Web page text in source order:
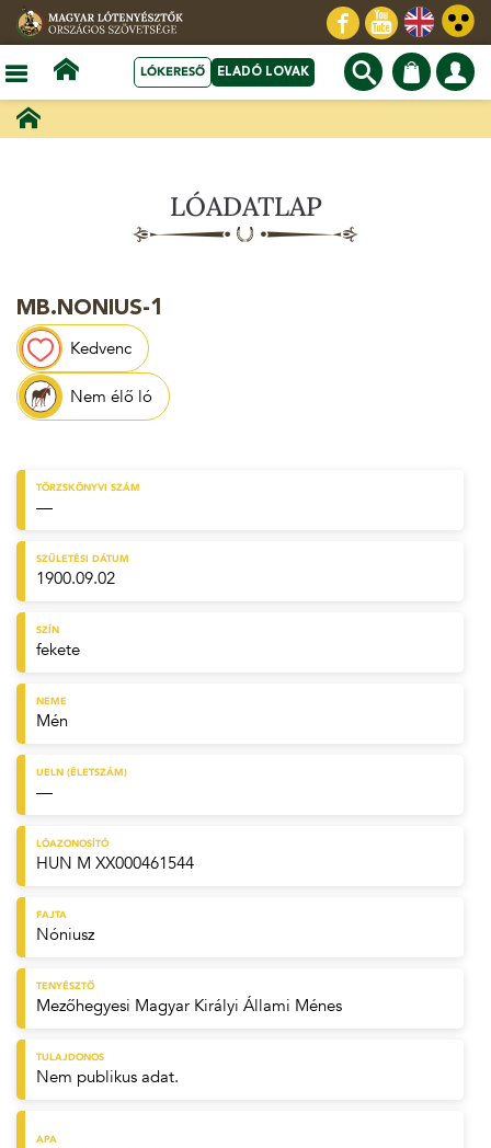
LÓKERESŐ ELADÓ LOVAK
LÓADATLAP
MB.NONIUS-1
Kedvenc
Nem élő ló
TÖRZSKÖNYVI SZÁM
—
SZÜLETÉSI DÁTUM
1900.09.02
SZÍN
fekete
NEME
Mén
UELN (ÉLETSZÁM)
—
LÓAZONOSÍTÓ
HUN M XX000461544
FAJTA
Nóniusz
TENYÉSZTŐ
Mezőhegyesi Magyar Királyi Állami Ménes
TULAJDONOS
Nem publikus adat.
APA